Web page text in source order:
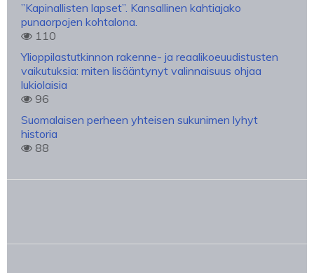
”Kapinallisten lapset”. Kansallinen kahtiajako
punaorpojen kohtalona.
110
Ylioppilastutkinnon rakenne- ja reaalikoeuudistusten
vaikutuksia: miten lisääntynyt valinnaisuus ohjaa
lukiolaisia
96
Suomalaisen perheen yhteisen sukunimen lyhyt
historia
88